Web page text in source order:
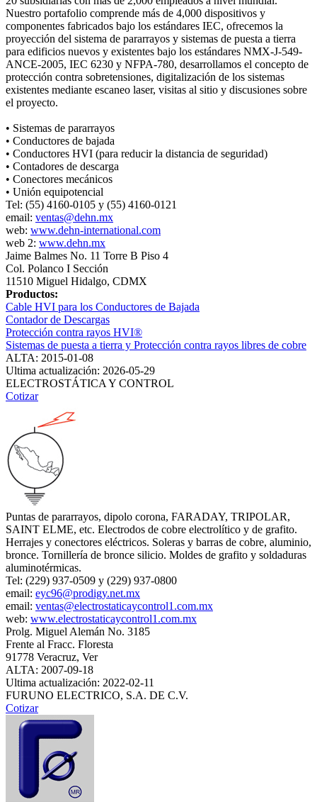
Nuestro portafolio comprende más de 4,000 dispositivos y
componentes fabricados bajo los estándares IEC, ofrecemos la
proyección del sistema de pararrayos y sistemas de puesta a tierra
para edificios nuevos y existentes bajo los estándares NMX-J-549-
ANCE-2005, IEC 6230 y NFPA-780, desarrollamos el concepto de
protección contra sobretensiones, digitalización de los sistemas
existentes mediante escaneo laser, visitas al sitio y discusiones sobre
el proyecto.
• Sistemas de pararrayos
• Conductores de bajada
• Conductores HVI (para reducir la distancia de seguridad)
• Contadores de descarga
• Conectores mecánicos
• Unión equipotencial
Tel: (55) 4160-0105 y (55) 4160-0121
email: ventas@dehn.mx
web: www.dehn-international.com
web 2: www.dehn.mx
Jaime Balmes No. 11 Torre B Piso 4
Col. Polanco I Sección
11510 Miguel Hidalgo, CDMX
Productos:
Cable HVI para los Conductores de Bajada
Contador de Descargas
Protección contra rayos HVI®
Sistemas de puesta a tierra y Protección contra rayos libres de cobre
ALTA: 2015-01-08
Ultima actualización: 2026-05-29
ELECTROSTÁTICA Y CONTROL
Cotizar
Puntas de pararrayos, dipolo corona, FARADAY, TRIPOLAR,
SAINT ELME, etc. Electrodos de cobre electrolítico y de grafito.
Herrajes y conectores eléctricos. Soleras y barras de cobre, aluminio,
bronce. Tornillería de bronce silicio. Moldes de grafito y soldaduras
aluminotérmicas.
Tel: (229) 937-0509 y (229) 937-0800
email: eyc96@prodigy.net.mx
email: ventas@electrostaticaycontrol1.com.mx
web: www.electrostaticaycontrol1.com.mx
Prolg. Miguel Alemán No. 3185
Frente al Fracc. Floresta
91778 Veracruz, Ver
ALTA: 2007-09-18
Ultima actualización: 2022-02-11
FURUNO ELECTRICO, S.A. DE C.V.
Cotizar